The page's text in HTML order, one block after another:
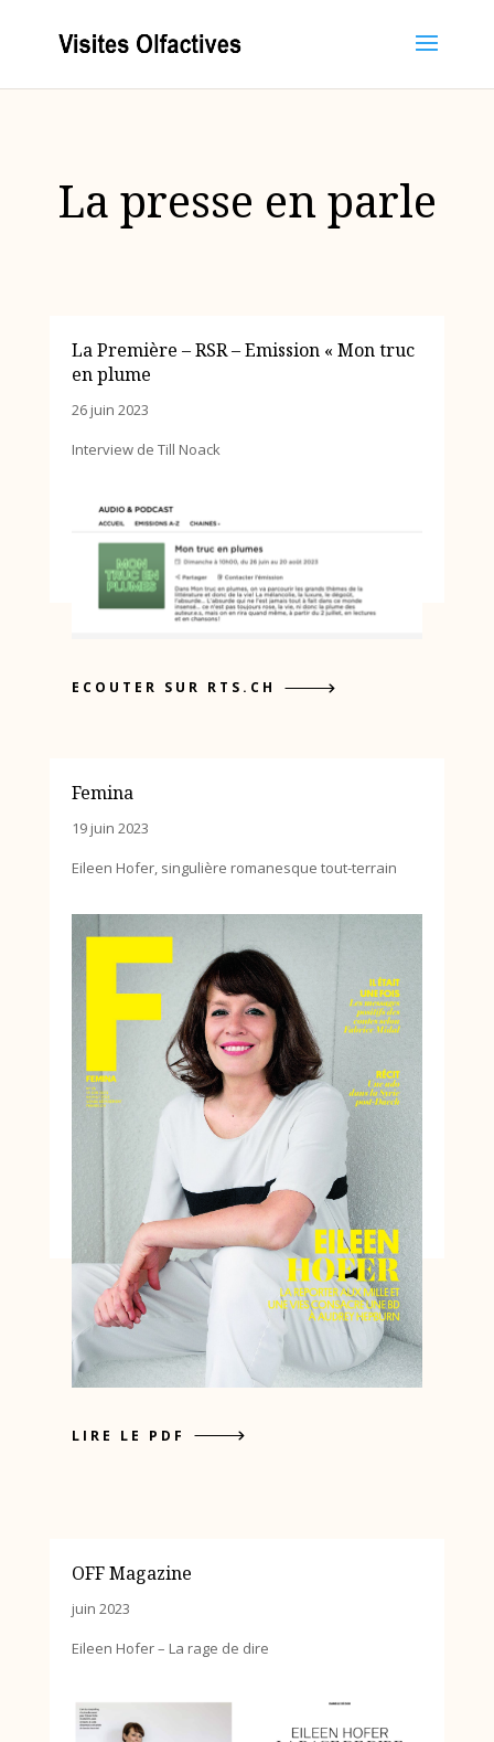
La presse en parle
La Première – RSR – Emission « Mon truc
en plume
26 juin 2023
Interview de Till Noack
ECOUTER SUR RTS.CH
Femina
19 juin 2023
Eileen Hofer, singulière romanesque tout-terrain
LIRE LE PDF
OFF Magazine
juin 2023
Eileen Hofer – La rage de dire